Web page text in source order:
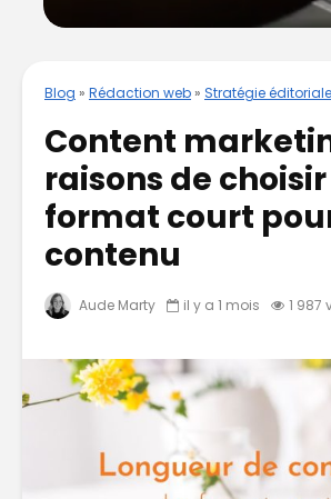
Blog » Rédaction web » Stratégie éditoriale
Content
raisons de
format court
contenu
Aude Marty il y a 1 mois 1 987